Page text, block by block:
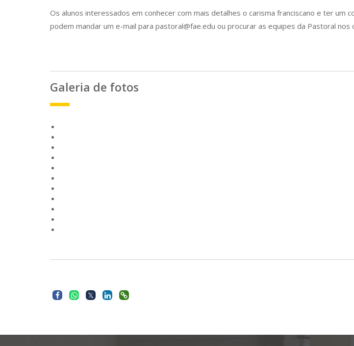
Os alunos interessados em conhecer com mais detalhes o carisma franciscano e ter
podem mandar um e-mail para pastoral@fae.edu ou procurar as equipes da Pastoral nos
Galeria de fotos